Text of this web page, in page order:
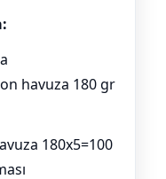
havuza 180 gr
180x5=100